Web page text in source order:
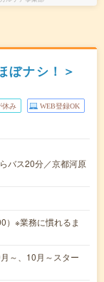
ぼナシ！＞
休み WEB登録OK
バス20分／京都河原
※業務に慣れるま
～、10月～スター